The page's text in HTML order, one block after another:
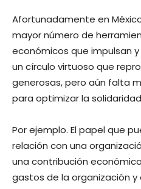
Afortunadamente en
mayor número de
económicos que impulsan
un círculo virtuoso que
generosas, pero aún falta
para optimizar la
Por ejemplo. El papel que
relación con una
una contribución
gastos de la organización